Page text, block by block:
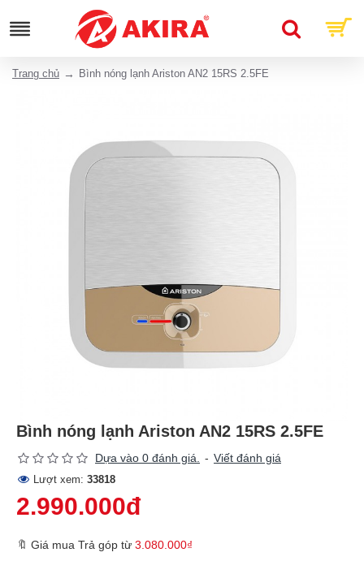
Trang chủ Bình nóng lạnh Ariston AN2 15RS 2.5FE
Bình nóng lạnh Ariston AN2 15RS 2.5FE
Dựa vào 0 đánh giá. - Viết đánh giá
Lượt xem: 33818
2.990.000đ
🔖 Giá mua Trả góp từ 3.080.000₫